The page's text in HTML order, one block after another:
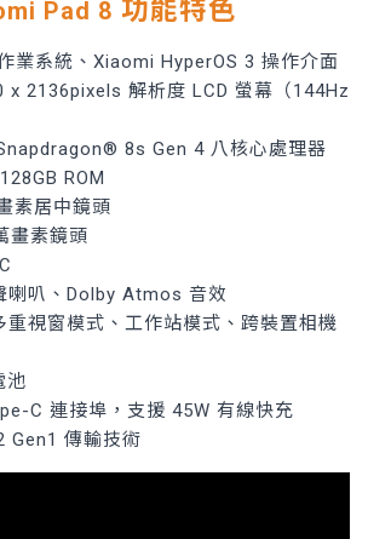
Pad 8 功能特色
業系統、Xiaomi HyperOS 3 操作介面
x 2136pixels 解析度 LCD 螢幕（144Hz
8s Gen 4 八核心處理器
ROM
素居中鏡頭
畫素鏡頭
喇叭、Dolby Atmos 音效
重視窗模式、工作站模式、跨裝置相機
池
C 連接埠，支援 45W 有線快充
Gen1 傳輸技術